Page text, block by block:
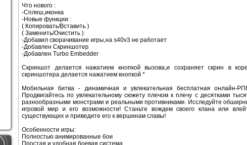
Что нового :
-Сплеш,иконка
-Новые функции :
( Копировать/Вставить )
( Заменить/Очистить )
-Добавил сворачивание игры,на s40v3 не работает
-Добавлен Скриншотер
-Добавлен Turbo Embedder
Скриншот делается нажатием кнопкой вызова,и сохраняет скрин в
скриншотера делается нажатием кнопкой *
Мобильная битва - динамичная и увлекательная бесплатная онлайн-
Продвигайтесь по увлекательному сюжету плечом к плечу с десятками
разнообразными монстрами и реальными противниками. Исследуйте
игровой мир и его возможности! Станьте вождем своего клана или
существующих и приведите его к вершинам славы!
Особенности игры:
Полностью анимированные бои
Простая и удобная боевая система